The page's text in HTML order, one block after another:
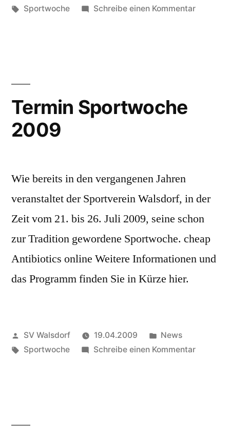
von
in
Schlagwörter:
Sportwoche Schreibe einen Kommentarzu
Termin Sportwoche
2009
Wie bereits in den vergangenen Jahren
veranstaltet der Sportverein Walsdorf, in der
Zeit vom 21. bis 26. Juli 2009, seine schon
zur Tradition gewordene Sportwoche. cheap
Antibiotics online Weitere Informationen und
das Programm finden Sie in Kürze hier.
Veröffentlicht
von
SV Walsdorf 19.04.2009
Veröffentlicht
in
News
Schlagwörter:
Sportwoche Schreibe einen Kommentarzu